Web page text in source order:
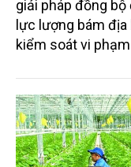
giải pháp đồng
lực lượng bám
kiểm soát vi